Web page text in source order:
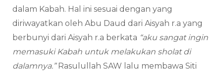
dalam Kabah. Hal ini sesuai dengan yang
diriwayatkan oleh Abu Daud dari Aisyah r.a yang
berbunyi dari Aisyah r.a berkata “aku sangat ingin
memasuki Kabah untuk melakukan sholat di
dalamnya.”Rasulullah SAW lalu membawa Siti